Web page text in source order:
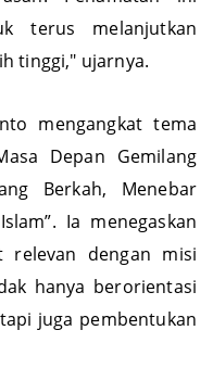
Penamatan ini
terus melanjutkan
mengangkat tema
Depan Gemilang
Berkah, Menebar
Ia menegaskan
relevan dengan misi
hanya berorientasi
juga pembentukan